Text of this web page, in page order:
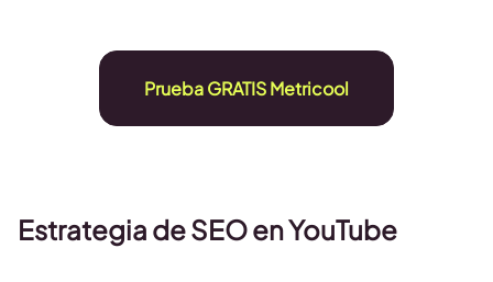
Prueba GRATIS Metricool
Estrategia de SEO en YouTube